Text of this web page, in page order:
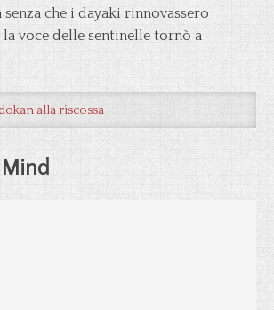
senza che i dayaki rinnovassero
la voce delle sentinelle tornò a
alla riscossa